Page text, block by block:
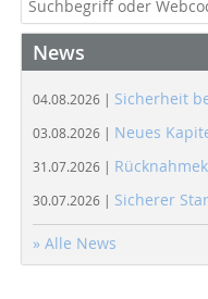
News
04.08.2026 | Sicherheit
03.08.2026 | Neues
31.07.2026 |
30.07.2026 | Sicherer
» Alle News